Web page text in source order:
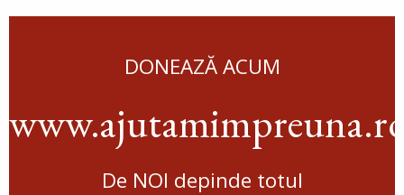
DONEAZĂ ACUM
De NOI depinde totul